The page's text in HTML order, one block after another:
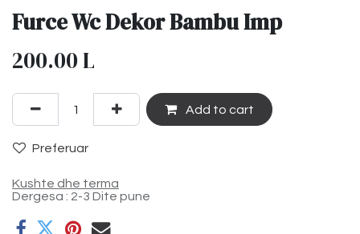
Furce Wc Dekor Bambu Imp
200.00L
Add to cart
Preferuar
Kushte dhe terma
Dergesa : 2-3 Dite pune